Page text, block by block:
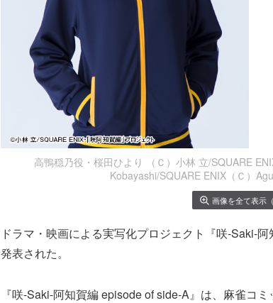
高鴨穏乃役・桜田ひより （Ｃ）小林 立/SQUARE
Kobayashi/SQUARE ENIX（Ｃ）
画像を全て表示（
ドラマ・映画による実写化プロジェクト『咲-Saki-
発表された。
『咲-Saki-阿知賀編 episode of side-A』は、麻雀コ